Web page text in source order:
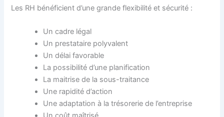
Les RH bénéficient d’une grande flexibilité et sécurité :
Un cadre légal
Un prestataire polyvalent
Un délai favorable
La possibilité d’une planification
La maitrise de la sous-traitance
Une rapidité d’action
Une adaptation à la trésorerie de l’entreprise